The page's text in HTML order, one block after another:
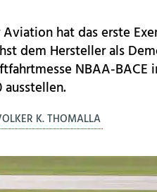
hat das erste
dem Hersteller als
NBAA-
K. THOMALLA